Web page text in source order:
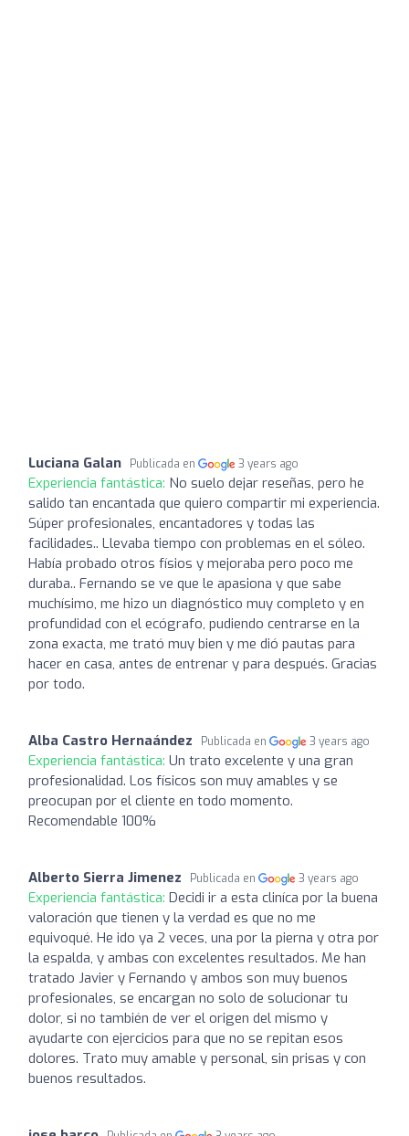
Luciana Galan Publicada en 3 years ago
Experiencia fantástica: No suelo dejar reseñas, pero he
salido tan encantada que quiero compartir mi experiencia.
Súper profesionales, encantadores y todas las
facilidades.. Llevaba tiempo con problemas en el sóleo.
Había probado otros físios y mejoraba pero poco me
duraba.. Fernando se ve que le apasiona y que sabe
muchísimo, me hizo un diagnóstico muy completo y en
profundidad con el ecógrafo, pudiendo centrarse en la
zona exacta, me trató muy bien y me dió pautas para
hacer en casa, antes de entrenar y para después. Gracias
por todo.
Alba Castro Hernaández Publicada en 3 years ago
Experiencia fantástica: Un trato excelente y una gran
profesionalidad. Los físicos son muy amables y se
preocupan por el cliente en todo momento.
Recomendable 100%
Alberto Sierra Jimenez Publicada en 3 years ago
Experiencia fantástica: Decidi ir a esta cliníca por la buena
valoración que tienen y la verdad es que no me
equivoqué. He ido ya 2 veces, una por la pierna y otra por
la espalda, y ambas con excelentes resultados. Me han
tratado Javier y Fernando y ambos son muy buenos
profesionales, se encargan no solo de solucionar tu
dolor, si no también de ver el origen del mismo y
ayudarte con ejercicios para que no se repitan esos
dolores. Trato muy amable y personal, sin prisas y con
buenos resultados.